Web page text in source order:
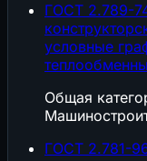
ГОСТ 2.789-
условные
Общая
ГОСТ 2.781-